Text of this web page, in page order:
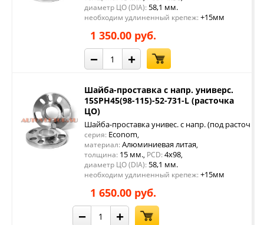
диаметр ЦО (DIA): 58,1 мм.
необходим удлиненный крепеж: +15мм
1 350.00 руб.
− +
Шайба-проставка с напр. универс.
15SPH45(98-115)-52-731-L (расточка
ЦО)
Шайба-проставка унивес. с напр. (под расточку
серия: Econom,
материал: Алюминиевая литая,
толщина: 15 мм., PCD: 4x98,
диаметр ЦО (DIA): 58,1 мм.
необходим удлиненный крепеж: +15мм
1 650.00 руб.
− +